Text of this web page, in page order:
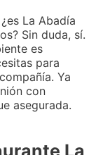
La Abadía
Sin duda, sí.
es
para
Ya
con
asegurada.
La